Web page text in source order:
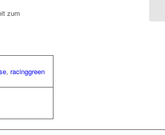
zum
, racinggreen